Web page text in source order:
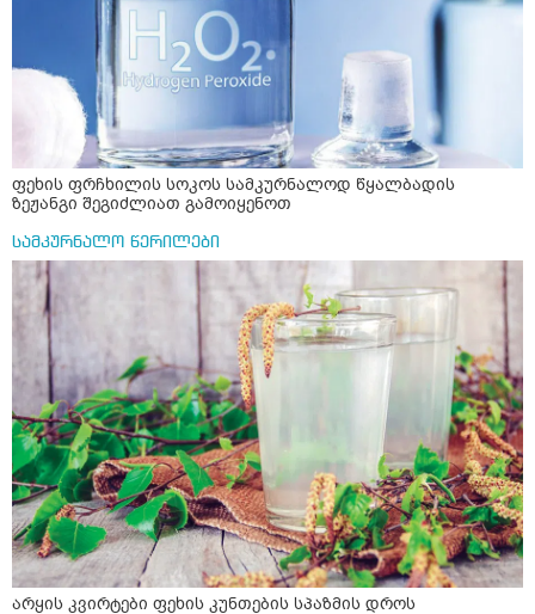
ფეხის ფრჩხილის სოკოს სამკურნალოდ წყალბადის
ზეჟანგი შეგიძლიათ გამოიყენოთ
სამკურნალო წერილები
არყის კვირტები ფეხის კუნთების სპაზმის დროს